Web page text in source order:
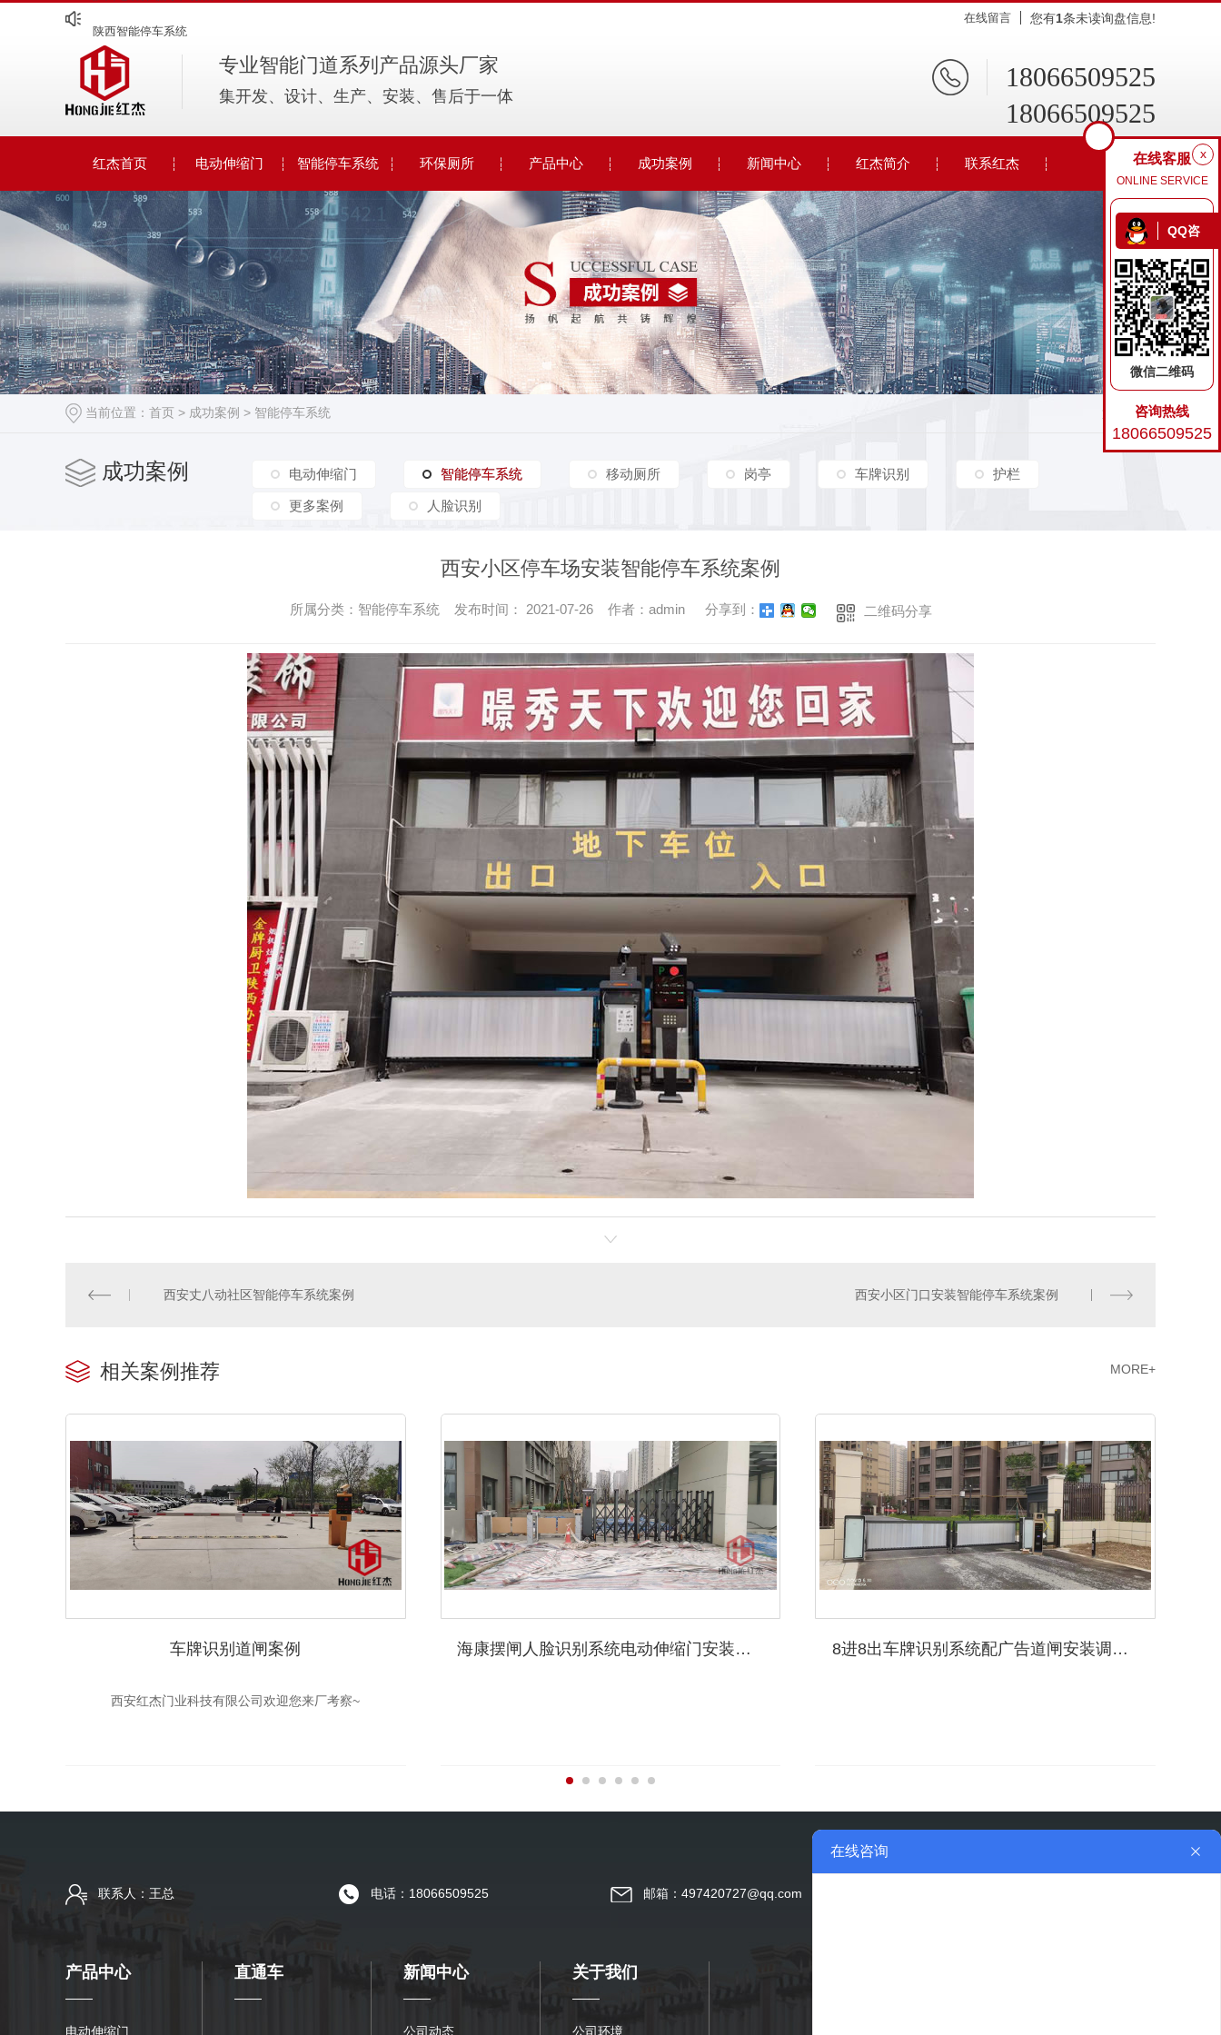
陕西岗亭的建筑艺术之美
陕西电动伸缩门市场潜力大观察
在线留言 您有1条未读询盘信息!
专业智能门道系列产品源头厂家
集开发、设计、生产、安装、售后于一体
18066509525
18066509525
红杰首页 电动伸缩门 智能停车系统
人脸识别系统
车牌识别系统
智能停车设计方案
智能道闸系列
人行通道闸系列
全自动升降柱系列
环保厕所
大型环保厕所
移动环保厕所
车载环保厕所
彩钢厕所
产品中心
电动伸缩门
智能停车系统
车牌识别
车牌识别一体机
人脸识别系统，刷脸开闸
单层栅栏道闸
全自动升降柱
岗亭
陕西警务岗亭
西安不锈钢岗亭
陕西不锈钢岗亭
陕西不锈钢岗亭
环卫工人休息室
环保厕所
交通设施
陕西护栏施工
陕西车棚厂家
户外地磁车位引导系统
伸缩门
轻钢别墅场景应用
网红集装箱项目实景
网红集装箱场景应用
三角屋项目实景
三角屋民宿
苹果 舱项目实景
移动客舱T03
成功案例
电动伸缩门
智能停车系统
移动厕所
岗亭
车牌识别
新闻中心
公司动态
行业动态
常见问题
时事聚焦
其他
红杰简介 联系红杰
当前位置： 首页 > 成功案例 > 智能停车系统
成功案例 电动伸缩门 智能停车系统
智能停车系统 移动厕所 岗亭 车牌识别 护栏
更多案例 人脸识别
西安小区停车场安装智能停车系统案例
所属分类：智能停车系统 发布时间： 2021-07-26 作者：admin 分享到： 二维码分享
西安丈八动社区智能停车系统案例 西安小区门口安装智能停车系统案例
相关案例推荐 MORE+
车牌识别道闸案例
西安红杰门业科技有限公司欢迎您来厂考察~
海康摆闸人脸识别系统电动伸缩门安装调试完毕案例 8进8出车牌识别系统配广告道闸安装调试完成
联系人：王总 电话：18066509525 邮箱：497420727@qq.com
产品中心
电动伸缩门
直通车 新闻中心
公司动态
关于我们
公司环境
x
在线客服
ONLINE SERVICE
QQ咨
询
微信二维码
咨询热线
18066509525